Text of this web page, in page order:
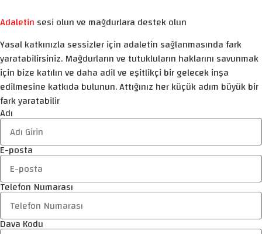
Adaletin sesi olun ve mağdurlara destek olun
Yasal katkınızla sessizler için adaletin sağlanmasında fark
yaratabilirsiniz. Mağdurların ve tutukluların haklarını savunmak
için bize katılın ve daha adil ve eşitlikçi bir gelecek inşa
edilmesine katkıda bulunun. Attığınız her küçük adım büyük bir
fark yaratabilir
Adı
E-posta
Telefon Numarası
Dava Kodu